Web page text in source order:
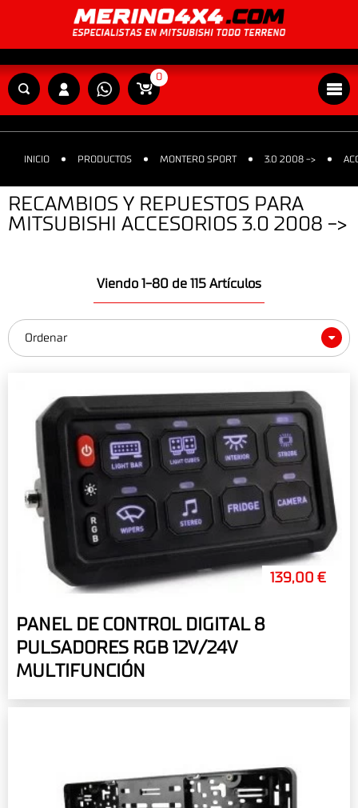
0
INICIO PRODUCTOS MONTERO SPORT 3.0 2008 ->
RECAMBIOS Y REPUESTOS PARA
MITSUBISHI ACCESORIOS 3.0 2008 ->
Viendo 1-80 de 115 Artículos
Ordenar
139,00 €
PANEL DE CONTROL DIGITAL 8
PULSADORES RGB 12V/24V
MULTIFUNCIÓN